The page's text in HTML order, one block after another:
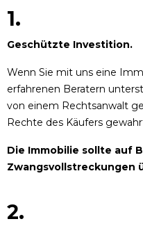
1.
Geschützte Investition.
Wenn Sie mit uns eine
erfahrenen Beratern
von einem Rechtsanwalt
Rechte des Käufers
Die Immobilie sollte auf
Zwangsvollstreckungen
2.